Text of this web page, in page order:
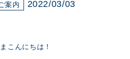
案内 2022/03/03
こんにちは！